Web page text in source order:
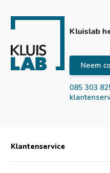
Kluislab
Neem
085 303
Klantenservice